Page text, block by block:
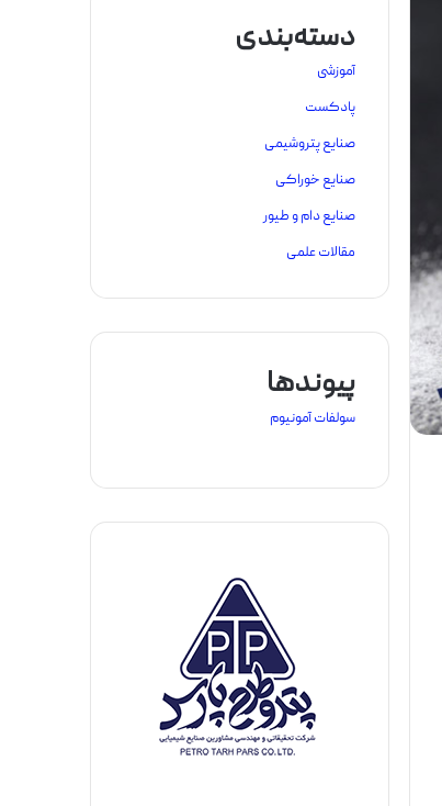
دسته‌بندی
آموزشی
پادکست
صنایع پتروشیمی
صنایع خوراکی
صنایع دام و طیور
مقالات علمی
پیوندها
سولفات آمونیوم